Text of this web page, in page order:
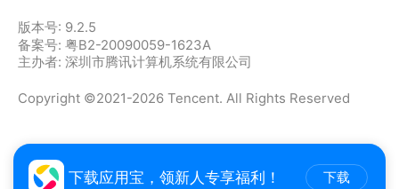
版本号: 9.2.5
备案号: 粤B2-20090059-1623A
主办者: 深圳市腾讯计算机系统有限公司
Copyright ©2021-2026 Tencent. All Rights Reserved
下载应用宝，领新人专享福利！ 下载